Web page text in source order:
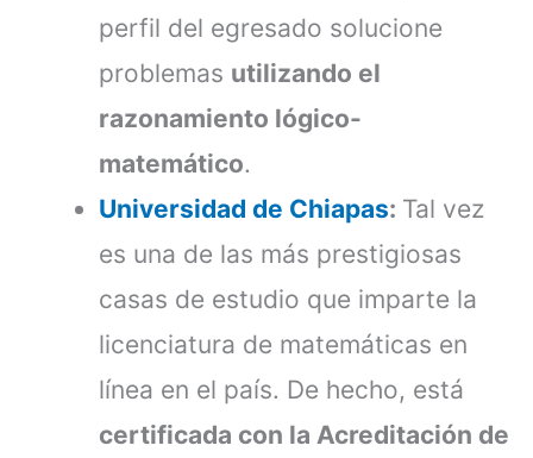
perfil del egresado solucione
problemas utilizando el
razonamiento lógico-
matemático.
Universidad de Chiapas: Tal vez
es una de las más prestigiosas
casas de estudio que imparte la
licenciatura de matemáticas en
línea en el país. De hecho, está
certificada con la Acreditación de